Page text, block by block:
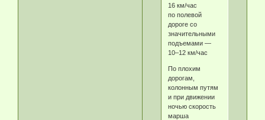
16 км/час
по полевой
дороге со
значительными
подъемами —
10–12 км/час
По плохим
дорогам,
колонным путям
и при движении
ночью скорость
марша